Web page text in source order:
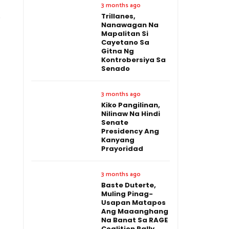
3 months ago
Trillanes,
Nanawagan Na
Mapalitan Si
Cayetano Sa
Gitna Ng
Kontrobersiya Sa
Senado
3 months ago
Kiko Pangilinan,
Nilinaw Na Hindi
Senate
Presidency Ang
Kanyang
Prayoridad
3 months ago
Baste Duterte,
Muling Pinag-
Usapan Matapos
Ang Maaanghang
Na Banat Sa RAGE